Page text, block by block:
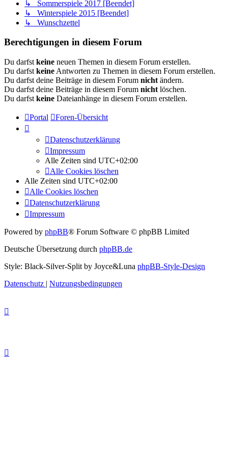
↳ Sommerspiele 2017 [Beendet]
↳ Winterspiele 2015 [Beendet]
↳ Wunschzettel
Berechtigungen in diesem Forum
Du darfst keine neuen Themen in diesem Forum erstellen.
Du darfst keine Antworten zu Themen in diesem Forum erstellen.
Du darfst deine Beiträge in diesem Forum nicht ändern.
Du darfst deine Beiträge in diesem Forum nicht löschen.
Du darfst keine Dateianhänge in diesem Forum erstellen.
Portal Foren-Übersicht
Datenschutzerklärung
Impressum
Alle Zeiten sind UTC+02:00
Alle Cookies löschen
Alle Zeiten sind UTC+02:00
Alle Cookies löschen
Datenschutzerklärung
Impressum
Powered by phpBB® Forum Software © phpBB Limited
Deutsche Übersetzung durch phpBB.de
Style: Black-Silver-Split by Joyce&Luna phpBB-Style-Design
Datenschutz | Nutzungsbedingungen